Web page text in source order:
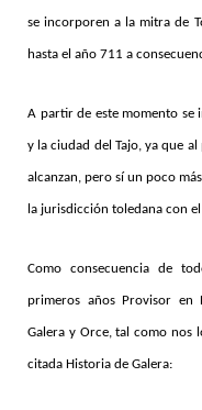
se incorporen a la mitra de
hasta el año 711 a
A partir de este momento se
y la ciudad del Tajo, ya que
alcanzan, pero sí un poco
la jurisdicción toledana con
Como consecuencia de
primeros años Provisor en
Galera y Orce, tal como nos
citada Historia de Galera: